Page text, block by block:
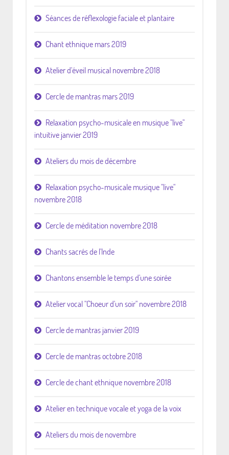
Séances de réflexologie faciale et plantaire
Chant ethnique mars 2019
Atelier d'éveil musical novembre 2018
Cercle de mantras mars 2019
Relaxation psycho-musicale en musique "live"
intuitive janvier 2019
Ateliers du mois de décembre
Relaxation psycho-musicale musique "live"
novembre 2018
Cercle de méditation novembre 2018
Chants sacrés de l'Inde
Chantons ensemble le temps d'une soirée
Atelier vocal "Choeur d'un soir" novembre 2018
Cercle de mantras janvier 2019
Cercle de mantras octobre 2018
Cercle de chant ethnique novembre 2018
Atelier en technique vocale et yoga de la voix
Ateliers du mois de novembre